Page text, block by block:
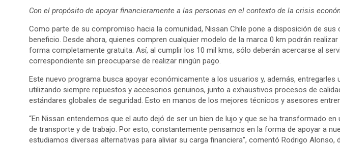
Con el propósito de apoyar financieramente a las personas en el contexto de la crisis
Como parte de su compromiso hacia la comunidad, Nissan Chile pone a disposición de sus
beneficio. Desde ahora, quienes compren cualquier modelo de la marca 0 km podrán
forma completamente gratuita. Así, al cumplir los 10 mil kms, sólo deberán acercarse al
correspondiente sin preocuparse de realizar ningún pago.
Este nuevo programa busca apoyar económicamente a los usuarios y, además, entregarles
utilizando siempre repuestos y accesorios genuinos, junto a exhaustivos procesos de
estándares globales de seguridad. Esto en manos de los mejores técnicos y asesores
“En Nissan entendemos que el auto dejó de ser un bien de lujo y que se ha transformado
de transporte y de trabajo. Por esto, constantemente pensamos en la forma de apoyar a
estudiamos diversas alternativas para aliviar su carga financiera”, comentó Rodrigo Alonso,